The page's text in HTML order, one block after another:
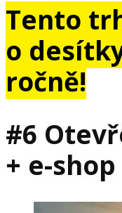
Tento
o
ročně!
#6
+ e-